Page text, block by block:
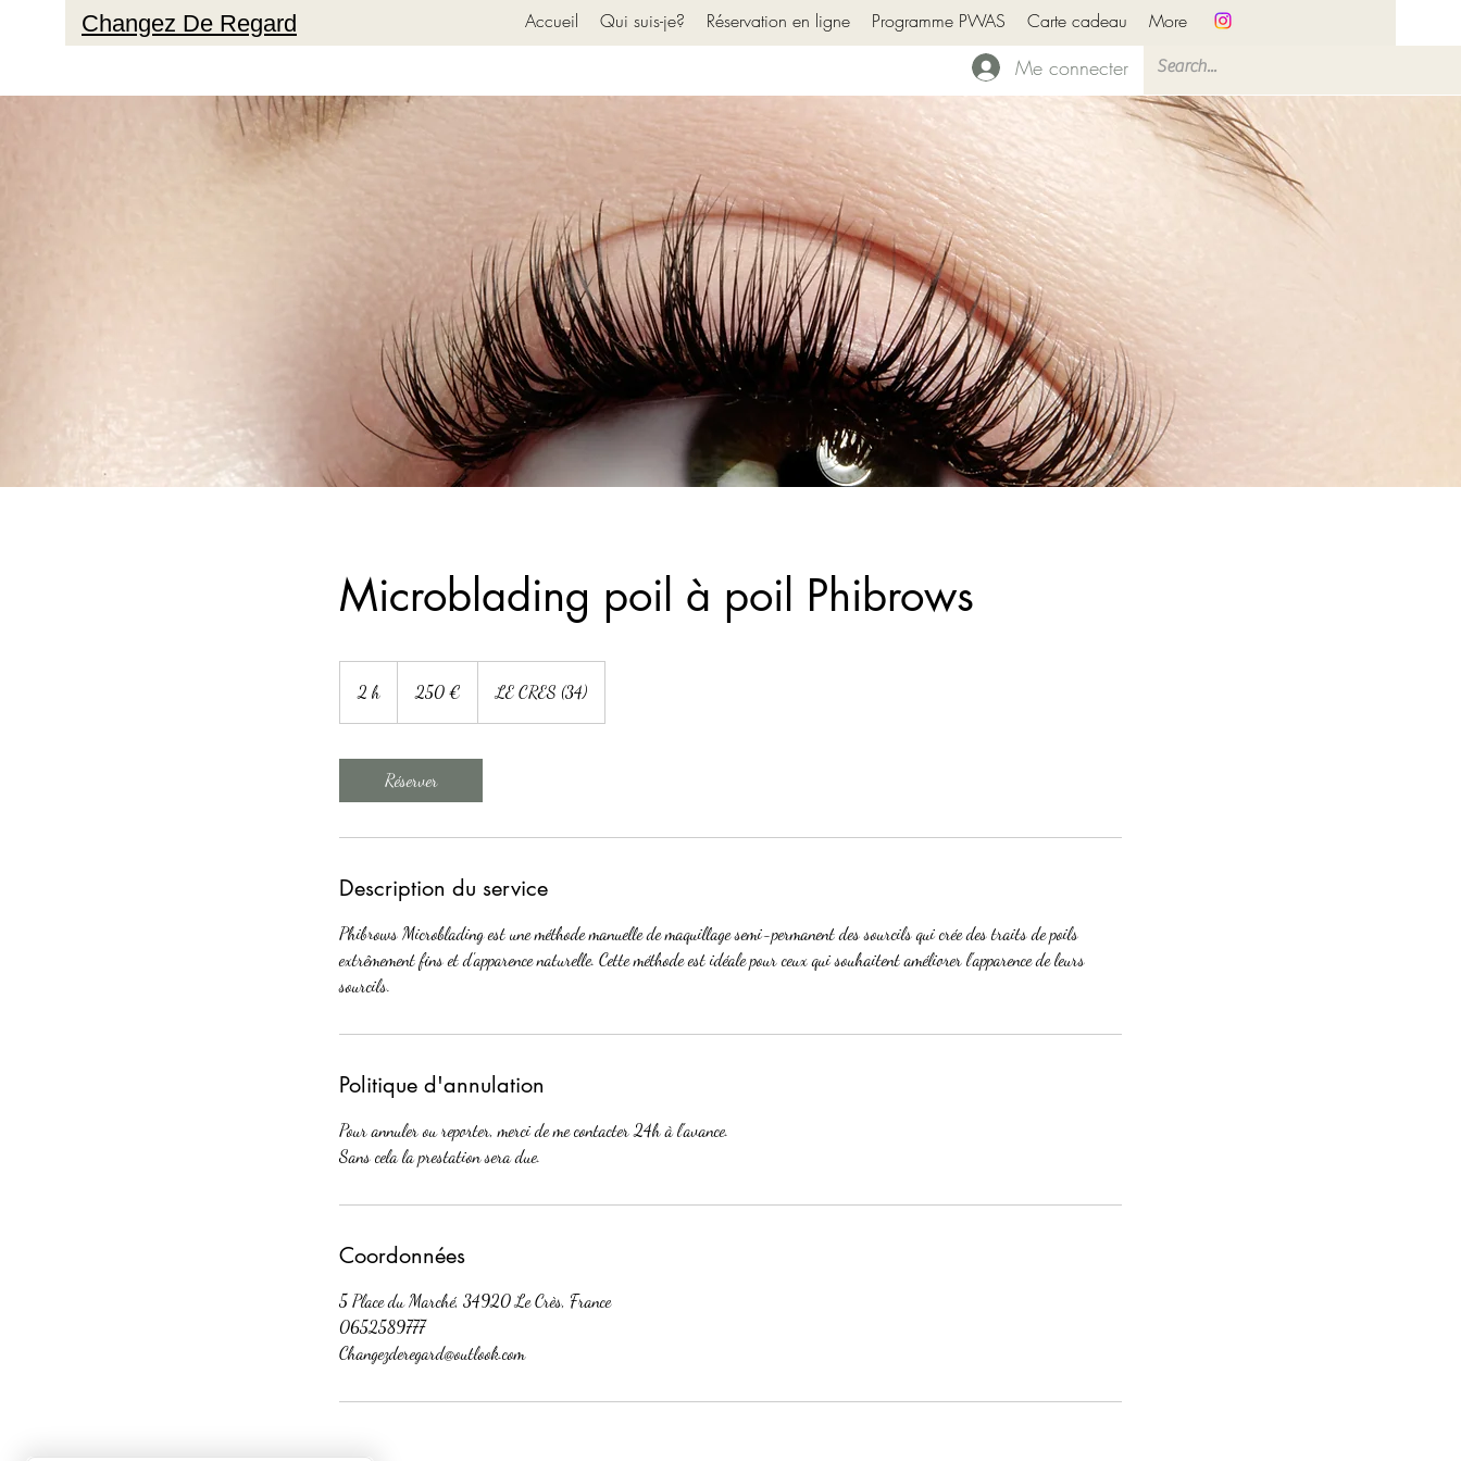
Changez De Regard Accueil Qui suis-je? Réservation en ligne Programme PWAS Carte cadeau More
Me connecter
Microblading poil à poil Phibrows
2 h
h
250 € LE CRES (34)
Réserver
Description du service
Phibrows Microblading est une méthode manuelle de maquillage semi-permanent des sourcils qui crée des traits de poils
extrêmement fins et d'apparence naturelle. Cette méthode est idéale pour ceux qui souhaitent améliorer l'apparence de leurs
sourcils.
Politique d'annulation
Pour annuler ou reporter, merci de me contacter 24h à l'avance.
Sans cela la prestation sera due.
Coordonnées
5 Place du Marché, 34920 Le Crès, France
0652589777
Changezderegard@outlook.com